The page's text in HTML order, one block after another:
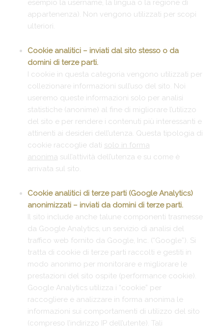
esempio la username, la lingua o la regione di
appartenenza). Non vengono utilizzati per scopi
ulteriori.
Cookie analitici – inviati dal sito stesso o da
domini di terze parti.
I cookie in questa categoria vengono utilizzati per
collezionare informazioni sull’uso del sito. Noi
useremo queste informazioni solo per analisi
statistiche (anonime) al fine di migliorare l’utilizzo
del sito e per rendere i contenuti più interessanti e
attinenti ai desideri dell’utenza. Questa tipologia di
cookie raccoglie dati solo in forma
anonima sull’attività dell’utenza e su come è
arrivata sul sito.
Cookie analitici di terze parti (Google Analytics)
anonimizzati – inviati da domini di terze parti.
Il sito include anche talune componenti trasmesse
da Google Analytics, un servizio di analisi del
traffico web fornito da Google, Inc. (“Google”). Si
tratta di cookie di terze parti raccolti e gestiti in
modo anonimo per monitorare e migliorare le
prestazioni del sito ospite (performance cookie).
Google Analytics utilizza i “cookie” per
raccogliere e analizzare in forma anonima le
informazioni sui comportamenti di utilizzo del sito
(compreso l’indirizzo IP dell’utente). Tali